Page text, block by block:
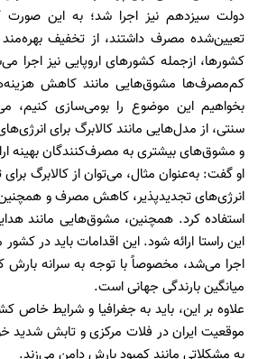
دولت سیزدهم نیز اجرا شد؛ به این صورت
تعیین‌شده مصرف داشتند، از تخفیف
کشورها، ازجمله کشورهای اروپایی نیز اجرا
کم‌مصرف‌ها مشوق‌هایی مانند کاهش
بخواهیم این موضوع را بومی‌سازی کنیم،
سنتی، از مدل‌هایی مانند کالابرگ برای
و مشوق‌های بیشتری به مصرف‌کنندگان بهینه
او گفت: به‌عنوان مثال، می‌توان از کالابرگ
انرژی‌های تجدیدپذیر، کاهش مصرف و
استفاده کرد. همچنین، مشوق‌هایی مانند
این راستا ارائه شود. این اقدامات باید در
اجرا می‌شد، مخصوصاً با توجه به سرانه بارش
میانگین بارندگی جهانی است.
علاوه بر این، باید به جغرافیا و شرایط خاص
موقعیت ایران در فلات مرکزی و تابش شدید